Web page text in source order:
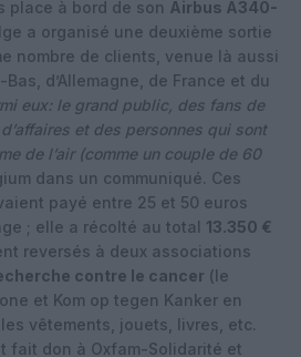
place à bord de son Airbus A340-
a organisé une deuxième sortie
nombre de clients, venue là aussi
d’Allemagne, de France et du
eux: le grand public, des fans de
et des personnes qui sont
de l’air (comme un couple de 60
dans un communiqué. Ces
payé entre 25 et 50 euros
; elle a récolté au total 13.350 €
reversés à deux associations
contre le cancer (le
et Kom op tegen Kanker en
vêtements, jouets, livres, etc.
fait don à Oxfam-Solidarité et